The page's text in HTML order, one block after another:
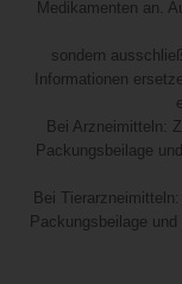
Medikamenten an.
sondern
Informationen
Bei Arzneimitteln:
Packungsbeilage
Bei
Packungsbeilage